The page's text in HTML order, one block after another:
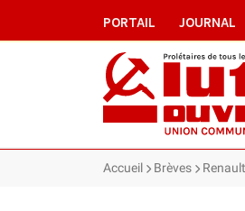
PORTAIL JOURNAL
Accueil Brèves